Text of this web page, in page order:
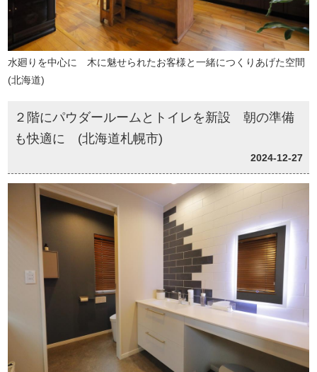
水廻りを中心に 木に魅せられたお客様と一緒につくりあげた空間
(北海道)
２階にパウダールームとトイレを新設 朝の準備
も快適に (北海道札幌市)
2024-12-27